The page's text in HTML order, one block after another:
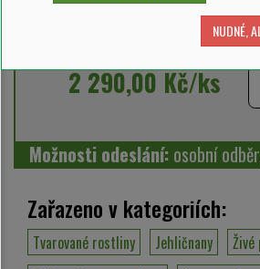
2 290,00 Kč/ks
Možnosti odeslání: osobní
Zařazeno v kategoriích:
Tvarované rostliny Jehličnany
NUDNÉ,